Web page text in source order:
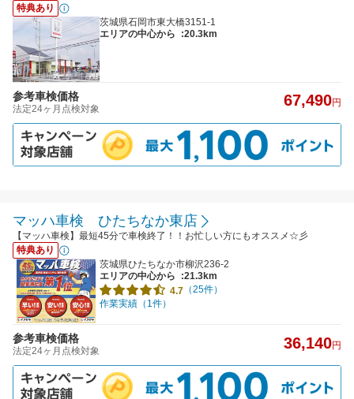
特典あり
茨城県石岡市東大橋3151-1
エリアの中心から
:20.3km
参考車検価格
法定24ヶ月点検対象 67,490円
マッハ車検 ひたちなか東店
【マッハ車検】最短45分で車検終了！！お忙しい方にもオススメ☆彡
特典あり
茨城県ひたちなか市柳沢236-2
エリアの中心から
:21.3km
4.7 （25件）
作業実績（1件）
参考車検価格
法定24ヶ月点検対象 36,140円